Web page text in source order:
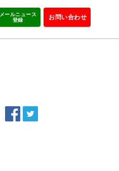
メールニュース
登録
お問い合わせ